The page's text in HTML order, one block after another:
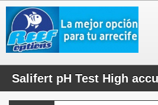
Salifert pH Test High